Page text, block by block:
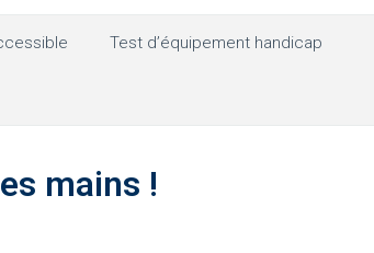
Test d’équipement handicap
mains !